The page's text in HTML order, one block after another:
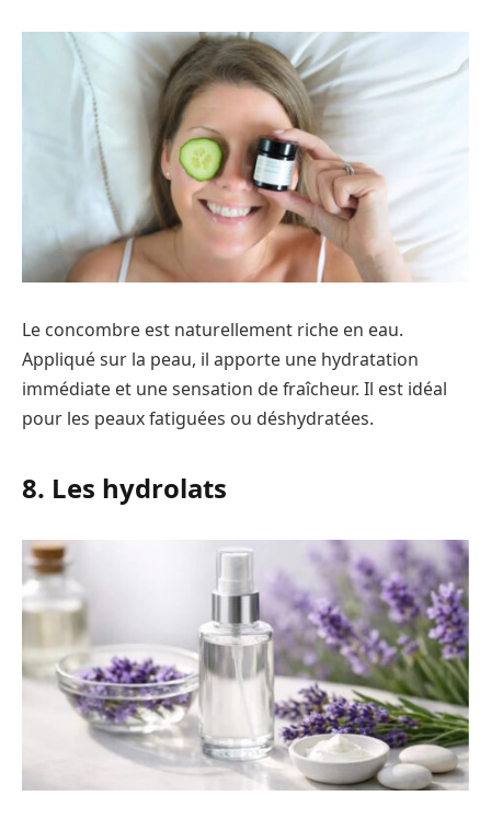
Le concombre est naturellement riche en eau.
Appliqué sur la peau, il apporte une hydratation
immédiate et une sensation de fraîcheur. Il est idéal
pour les peaux fatiguées ou déshydratées.
8. Les hydrolats